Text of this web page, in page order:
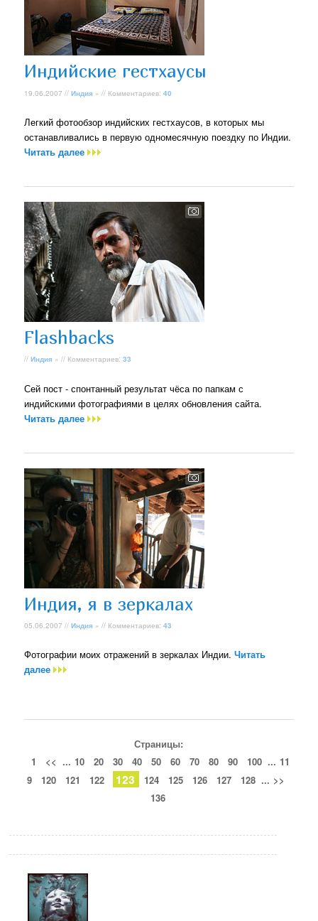
Индийские гестхаусы
19.06.2007 //Индия » // Комментариев:40
Легкий фотообзор индийских гестхаусов, в которых мы
останавливались в первую одномесячную поездку по Индии.
Читать далее
Flashbacks
//Индия » // Комментариев:33
Сей пост - спонтанный результат чёса по папкам с
индийскими фотографиями в целях обновления сайта.
Читать далее
Индия, я в зеркалах
05.06.2007 //Индия » // Комментариев:43
Фотографии моих отражений в зеркалах Индии.Читать
далее
Страницы:
1
<< ... 10 20 30 40 50 60 70 80 90 100 ... 11
9
120 121 122 123 124 125 126 127 128 ... >>
136